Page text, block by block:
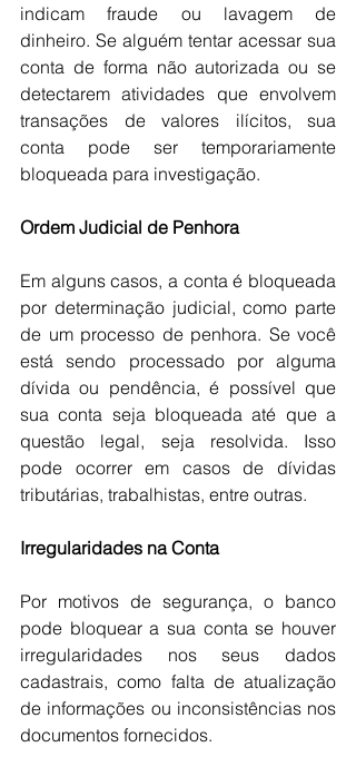
indicam fraude ou lavagem de
dinheiro. Se alguém tentar acessar sua
conta de forma não autorizada ou se
detectarem atividades que envolvem
transações de valores ilícitos, sua
conta pode ser temporariamente
bloqueada para investigação.
Ordem Judicial de Penhora
Em alguns casos, a conta é bloqueada
por determinação judicial, como parte
de um processo de penhora. Se você
está sendo processado por alguma
dívida ou pendência, é possível que
sua conta seja bloqueada até que a
questão legal, seja resolvida. Isso
pode ocorrer em casos de dívidas
tributárias, trabalhistas, entre outras.
Irregularidades na Conta
Por motivos de segurança, o banco
pode bloquear a sua conta se houver
irregularidades nos seus dados
cadastrais, como falta de atualização
de informações ou inconsistências nos
documentos fornecidos.